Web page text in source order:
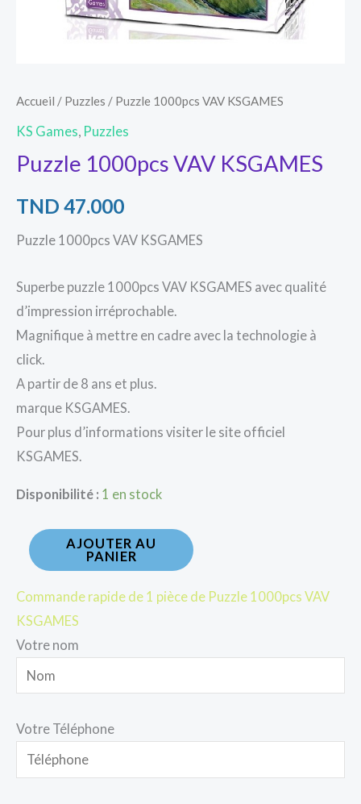
Accueil / Puzzles / Puzzle 1000pcs VAV KSGAMES
KS Games Puzzles
Puzzle 1000pcs VAV KSGAMES
TND 47.000
Puzzle 1000pcs VAV KSGAMES
Superbe puzzle 1000pcs VAV KSGAMES avec qualité
d’impression irréprochable.
Magnifique à mettre en cadre avec la technologie à
click.
A partir de 8 ans et plus.
marque KSGAMES.
Pour plus d’informations visiter le site officiel
KSGAMES.
Disponibilité : 1 en stock
AJOUTER AU
PANIER
Commande rapide de 1 pièce de Puzzle 1000pcs VAV
KSGAMES
Votre nom
Votre Téléphone